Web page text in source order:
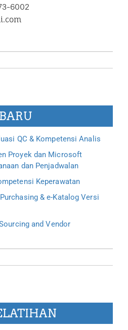
6002
QC & Kompetensi Analis
Proyek dan Microsoft
dan Penjadwalan
Keperawatan
& e-Katalog Versi
and Vendor